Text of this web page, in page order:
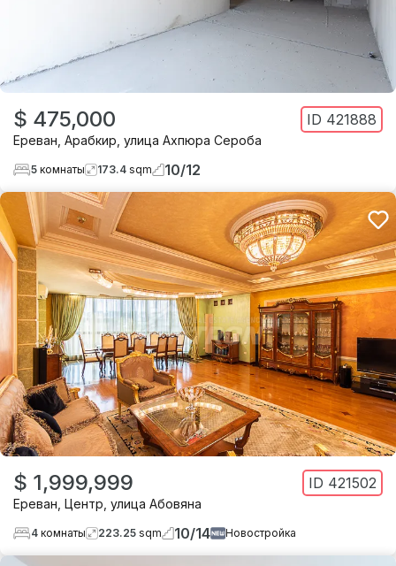
$ 475,000 ID 421888
Ереван Арабкир улица Ахпюра Сероба
5 комнаты 173.4 sqm 10/12
$ 1,999,999 ID 421502
Ереван Центр улица Абовяна
4 комнаты 223.25 sqm 10/14 Новостройка